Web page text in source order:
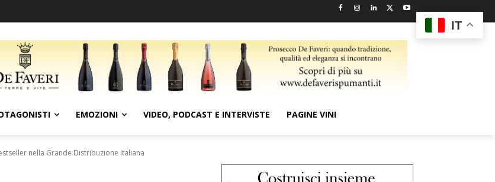
EMOZIONI VIDEO, PODCAST E INTERVISTE PAGINE VINI
nella Grande Distribuzione Italiana
IT